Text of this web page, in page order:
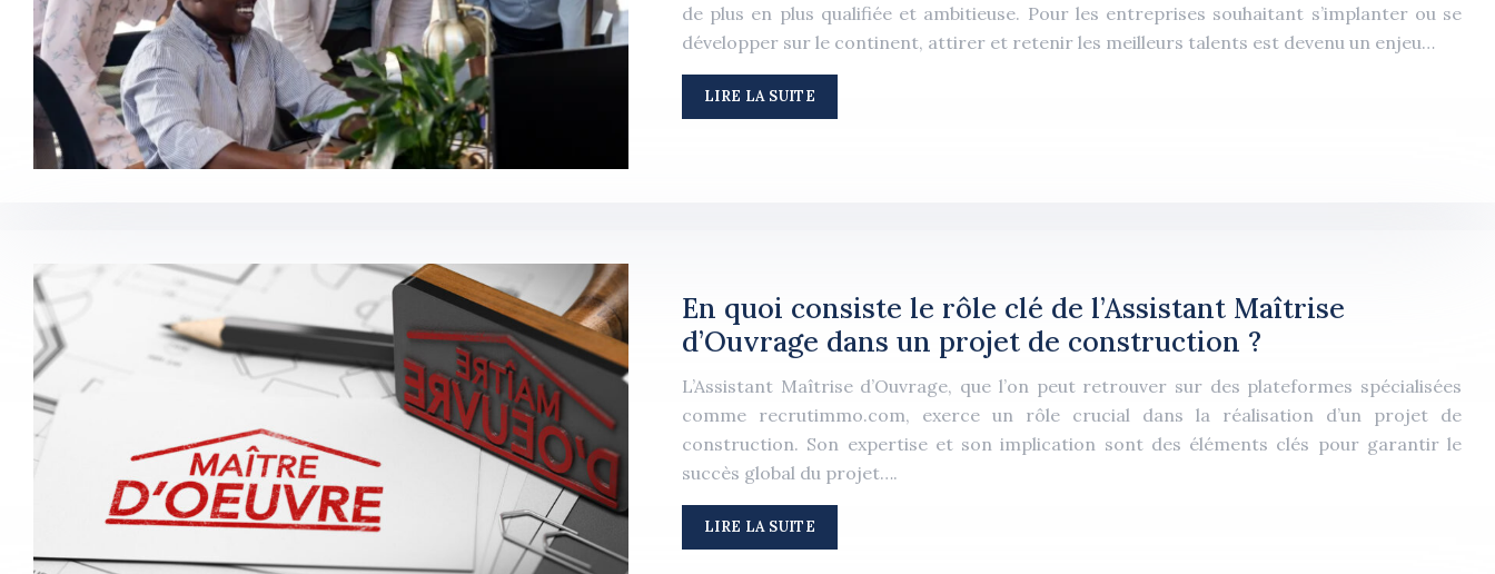
de plus en plus qualifiée et ambitieuse. Pour les entreprises souhaitant s’implanter ou se
développer sur le continent, attirer et retenir les meilleurs talents est devenu un enjeu…
LIRE LA SUITE
En quoi consiste le rôle clé de l’Assistant Maîtrise
d’Ouvrage dans un projet de construction ?
L’Assistant Maîtrise d’Ouvrage, que l’on peut retrouver sur des plateformes spécialisées
comme recrutimmo.com, exerce un rôle crucial dans la réalisation d’un projet de
construction. Son expertise et son implication sont des éléments clés pour garantir le
succès global du projet….
LIRE LA SUITE